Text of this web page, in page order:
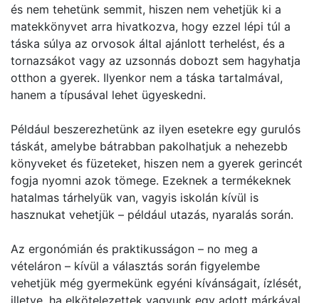
és nem tehetünk semmit, hiszen nem vehetjük ki a
matekkönyvet arra hivatkozva, hogy ezzel lépi túl a
táska súlya az orvosok által ajánlott terhelést, és a
tornazsákot vagy az uzsonnás dobozt sem hagyhatja
otthon a gyerek. Ilyenkor nem a táska tartalmával,
hanem a típusával lehet ügyeskedni.
Például beszerezhetünk az ilyen esetekre egy gurulós
táskát, amelybe bátrabban pakolhatjuk a nehezebb
könyveket és füzeteket, hiszen nem a gyerek gerincét
fogja nyomni azok tömege. Ezeknek a termékeknek
hatalmas tárhelyük van, vagyis iskolán kívül is
hasznukat vehetjük – például utazás, nyaralás során.
Az ergonómián és praktikusságon – no meg a
vételáron – kívül a választás során figyelembe
vehetjük még gyermekünk egyéni kívánságait, ízlését,
illetve, ha elkötelezettek vagyunk egy adott márkával